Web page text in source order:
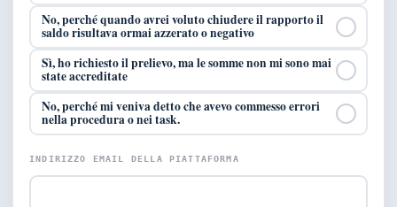
No, perché quando avrei voluto chiudere il rapporto il
saldo risultava ormai azzerato o negativo
Sì, ho richiesto il prelievo, ma le somme non mi sono mai
state accreditate
No, perché mi veniva detto che avevo commesso errori
nella procedura o nei task.
INDIRIZZO EMAIL DELLA PIATTAFORMA